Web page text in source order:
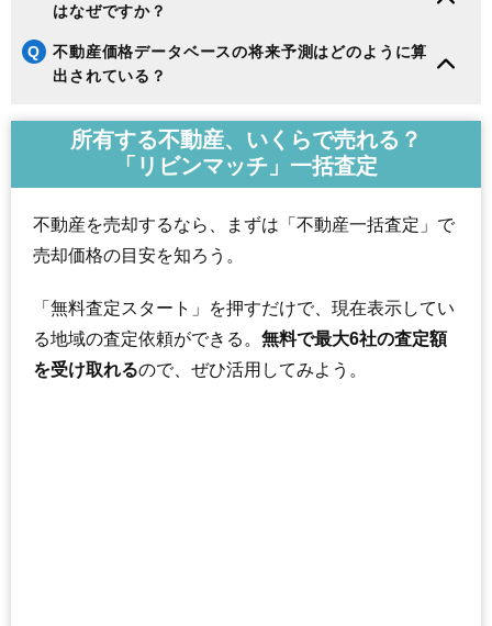
はなぜですか？
Q
不動産価格データベースの将来予測はどのように算
出されている？
所有する不動産、いくらで売れる？
「リビンマッチ」一括査定
不動産を売却するなら、まずは「不動産一括査定」で
売却価格の目安を知ろう。
「無料査定スタート」を押すだけで、現在表示してい
る地域の査定依頼ができる。 無料で最大6社の査定額
を受け取れるので、ぜひ活用してみよう。